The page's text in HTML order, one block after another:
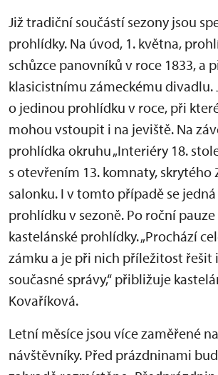
Již tradiční součástí sezony jsou
prohlídky. Na úvod, 1. května,
schůzce panovníků v roce 1833, a
klasicistnímu zámeckému divadlu.
o jedinou prohlídku v roce, při
mohou vstoupit i na jeviště. Na
prohlídka okruhu „Interiéry 18.
s otevřením 13. komnaty, skrytého
salonku. I v tomto případě se
prohlídku v sezoně. Po roční
kastelánské prohlídky. „Prochází
zámku a je při nich příležitost
současné správy,“ přibližuje
Kovaříková.
Letní měsíce jsou více zaměřené
návštěvníky. Před prázdninami